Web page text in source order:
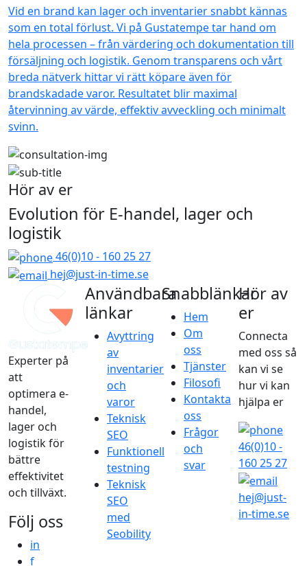
Vid en brand kan lager och inventarier snabbt kännas
som en total förlust. Vi på Gustatempe tar hand om
hela processen – från värdering och dokumentation till
försäljning och logistik. Genom transparens och vårt
breda nätverk hittar vi rätt köpare även för
brandskadade varor. Resultatet blir maximal
återvinning av värde, effektiv avveckling och minimalt
svinn.
Hör av er
Evolution för E-handel, lager och
logistik
46(0)10 - 160 25 27
hej@just-in-time.se
Experter på
att
optimera e-
handel,
lager och
logistik för
bättre
effektivitet
och tillväxt.
Följ oss
in
fFacebook
Användbara
länkar
Avyttring
av
inventarier
och
varor
Teknisk
SEO
Funktionell
testning
Teknisk
SEO
med
Seobility
Snabblänkar
Hem
Om
oss
Tjänster
Filosofi
Kontakta
oss
Frågor
och
svar
Hör av
er
Connecta
med oss så
kan vi se
hur vi kan
hjälpa er
46(0)10 -
160 25 27
hej@just-
in-time.se